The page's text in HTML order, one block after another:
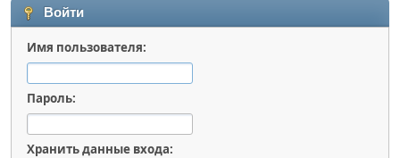
Войти
Имя пользователя:
Пароль:
Хранить данные входа: